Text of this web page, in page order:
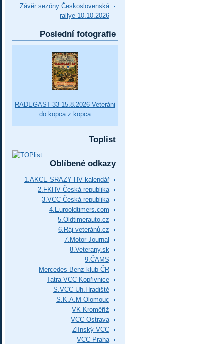
Závěr sezóny Československá
rallye 10.10.2026
Poslední fotografie
RADEGAST-33 15.8.2026 Veteráni
do kopca z kopca
Toplist
Oblíbené odkazy
1.AKCE SRAZY HV kalendář
2.FKHV Česká republika
3.VCC Česká republika
4.Eurooldtimers.com
5.Oldtimerauto.cz
6.Ráj veteránů.cz
7.Motor Journal
8.Veterany.sk
9.ČAMS
Mercedes Benz klub ČR
Tatra VCC Kopřivnice
S.VCC Uh.Hradiště
S.K.A.M Olomouc
VK Kroměříž
VCC Ostrava
Zlínský VCC
VCC Praha